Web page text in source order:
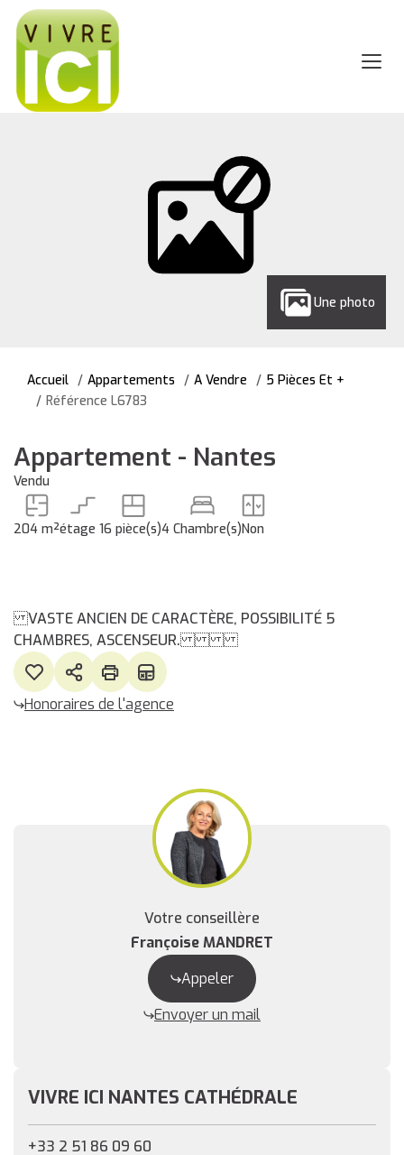
Une photo
Accueil Appartements A Vendre
5 Pièces Et +
Référence L6783
Appartement - Nantes
Vendu
204 m²étage 16 pièce(s)4 Chambre(s)Non
VASTE ANCIEN DE CARACTÈRE, POSSIBILITÉ 5
CHAMBRES, ASCENSEUR.
Honoraires de l'agence
Votre conseillère
Françoise MANDRET
Appeler
Envoyer un mail
VIVRE ICI NANTES CATHÉDRALE
+33 2 51 86 09 60